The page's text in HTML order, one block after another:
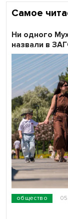
Самое
общество
Ни одного
назвали в